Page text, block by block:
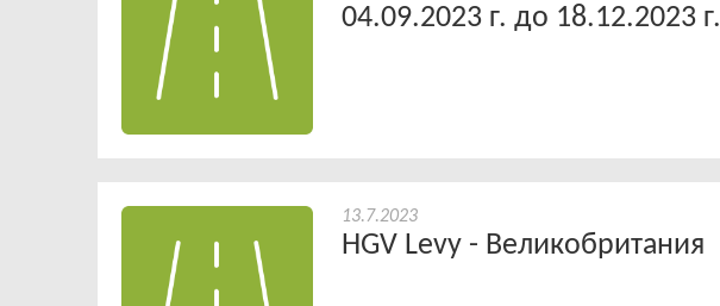
04.09.2023 г. до 18.12.2023 г.
13.7.2023
HGV Levy - Великобритания